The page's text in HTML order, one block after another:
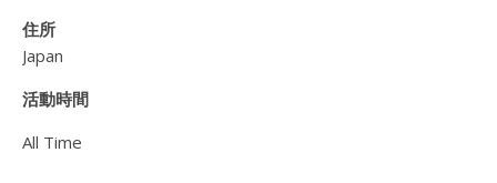
住所
Japan
活動時間
All Time